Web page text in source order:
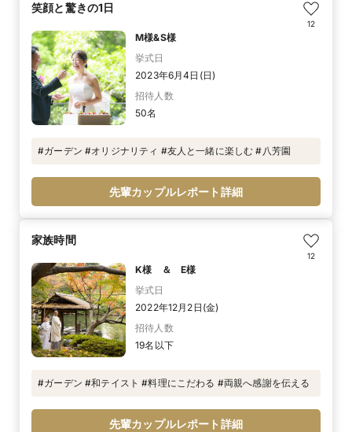
笑顔と驚きの1日
12
M様&S様
挙式日
2023年6月4日(日)
招待人数
50名
#ガーデン #オリジナリティ #友人と一緒に楽しむ #八芳園
先輩カップルレポート詳細
家族時間
12
K様 ＆ E様
挙式日
2022年12月2日(金)
招待人数
19名以下
#ガーデン #和テイスト #料理にこだわる #両親へ感謝を伝える
先輩カップルレポート詳細